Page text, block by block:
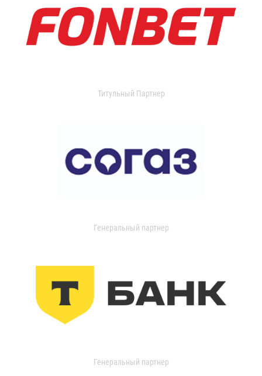
Титульный Партнер
Генеральный партнер
Генеральный партнер